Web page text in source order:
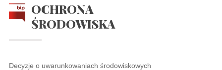
OCHRONA
ŚRODOWISKA
Decyzje o uwarunkowaniach środowiskowych